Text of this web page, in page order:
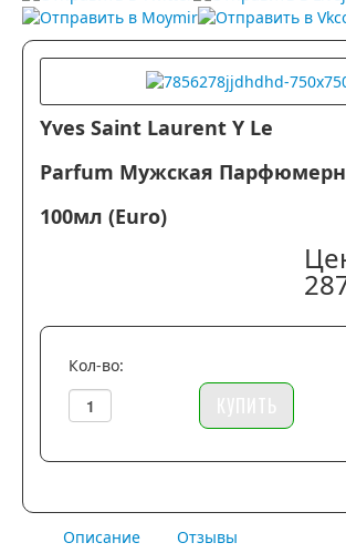
Yves Saint Laurent Y Le
Parfum Мужская
100мл (Euro)
Кол-во:
Описание Отзывы